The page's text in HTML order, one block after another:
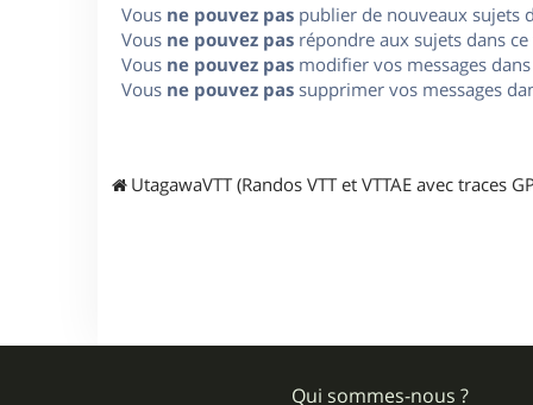
Vous ne pouvez pas publier de nouveaux sujets
Vous ne pouvez pas répondre aux sujets dans
Vous ne pouvez pas modifier vos messages
Vous ne pouvez pas supprimer vos messages
UtagawaVTT (Randos VTT et VTTAE avec traces
Qui sommes-nous ?